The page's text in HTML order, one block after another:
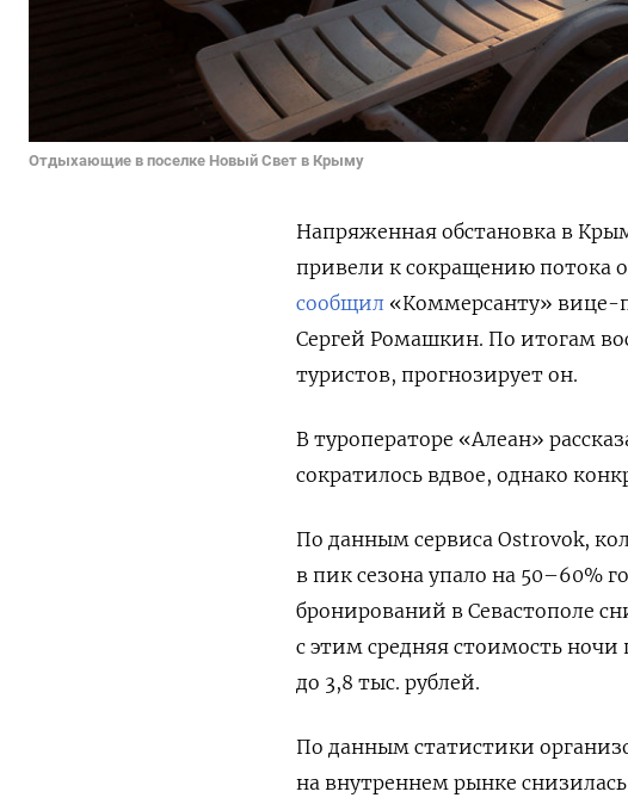
Отдыхающие в поселке Новый Свет в Крыму
Напряженная обстановка в
привели к сокращению потока
сообщил «Коммерсанту» вице-
Сергей Ромашкин. По итогам
туристов, прогнозирует он.
В туроператоре «Алеан»
сократилось вдвое, однако
По данным сервиса Ostrovok,
в пик сезона упало на 50–60%
бронирований в Севастополе
с этим средняя стоимость ночи
до 3,8 тыс. рублей.
По данным статистики
на внутреннем рынке